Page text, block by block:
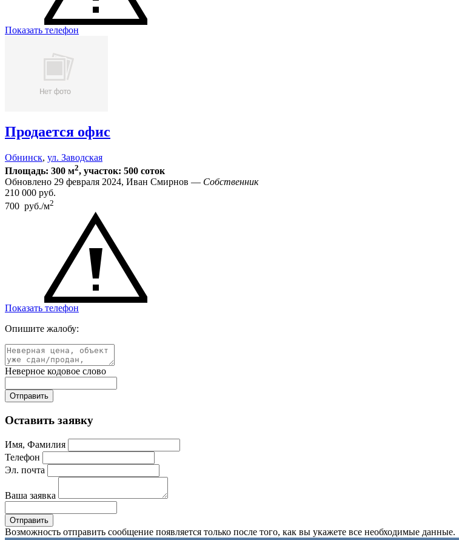
Показать телефон
Продается офис
Обнинск, ул. Заводская
Площадь: 300 м2, участок: 500 соток
Обновлено 29 февраля 2024, Иван Смирнов — Собственник
210 000 руб.
700 руб./м2
Показать телефон
Опишите жалобу:
Неверное кодовое слово
Оставить заявку
Имя, Фамилия
Телефон
Эл. почта
Ваша заявка
Возможность отправить сообщение появляется только после того, как вы укажете все необходимые данные.